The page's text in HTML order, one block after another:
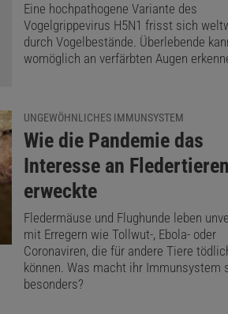
Eine hochpathogene Variante des
Vogelgrippevirus H5N1 frisst sich
durch Vogelbestände. Überlebende
womöglich an verfärbten Augen
UNGEWÖHNLICHES IMMUNSYSTEM
:
Wie die Pandemie das
Interesse an Fledertieren
erweckte
Fledermäuse und Flughunde leben
mit Erregern wie Tollwut-, Ebola- oder
Coronaviren, die für andere Tiere
können. Was macht ihr Immunsystem
besonders?